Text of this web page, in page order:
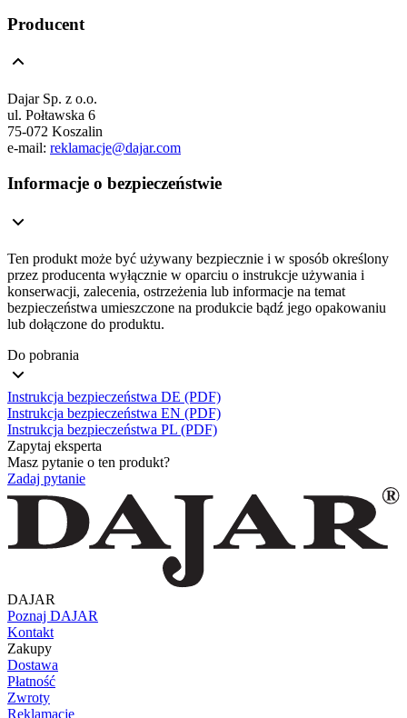
Producent
Dajar Sp. z o.o.
ul. Połtawska 6
75-072 Koszalin
e-mail: reklamacje@dajar.com
Informacje o bezpieczeństwie
Ten produkt może być używany bezpiecznie i w sposób określony
przez producenta wyłącznie w oparciu o instrukcje używania i
konserwacji, zalecenia, ostrzeżenia lub informacje na temat
bezpieczeństwa umieszczone na produkcie bądź jego opakowaniu
lub dołączone do produktu.
Do pobrania
Instrukcja bezpieczeństwa DE (PDF)
Instrukcja bezpieczeństwa EN (PDF)
Instrukcja bezpieczeństwa PL (PDF)
Zapytaj eksperta
Masz pytanie o ten produkt?
Zadaj pytanie
DAJAR
Poznaj DAJAR
Kontakt
Zakupy
Dostawa
Płatność
Zwroty
Reklamacje